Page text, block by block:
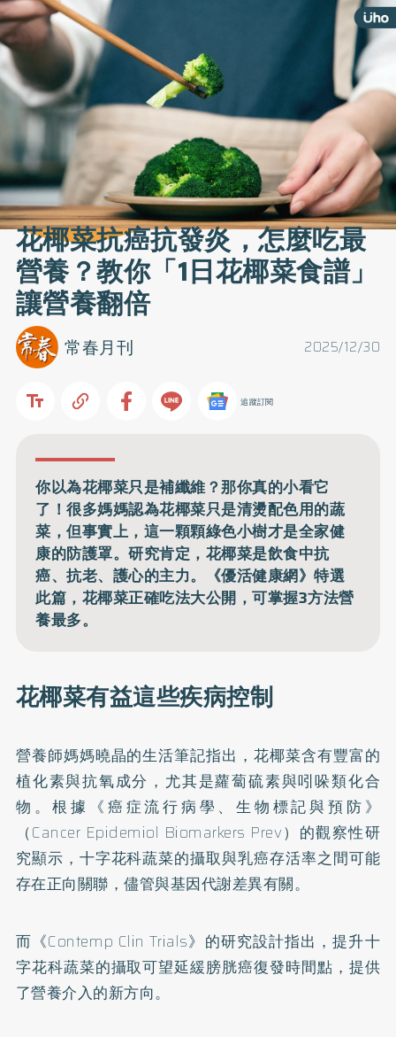
花椰菜抗癌抗發炎，怎麼吃最
營養？教你「1日花椰菜食譜」
讓營養翻倍
2025/12/30
常春月刊
追蹤訂閱
你以為花椰菜只是補纖維？那你真的小看它
了！很多媽媽認為花椰菜只是清燙配色用的蔬
菜，但事實上，這一顆顆綠色小樹才是全家健
康的防護罩。研究肯定，花椰菜是飲食中抗
癌、抗老、護心的主力。《優活健康網》特選
此篇，花椰菜正確吃法大公開，可掌握3方法營
養最多。
花椰菜有益這些疾病控制
營養師媽媽曉晶的生活筆記指出，花椰菜含有豐富的
植化素與抗氧成分，尤其是蘿蔔硫素與吲哚類化合
物。根據《癌症流行病學、生物標記與預防》
（Cancer Epidemiol Biomarkers Prev）的觀察性研
究顯示，十字花科蔬菜的攝取與乳癌存活率之間可能
存在正向關聯，儘管與基因代謝差異有關。
而《Contemp Clin Trials》的研究設計指出，提升十
字花科蔬菜的攝取可望延緩膀胱癌復發時間點，提供
了營養介入的新方向。